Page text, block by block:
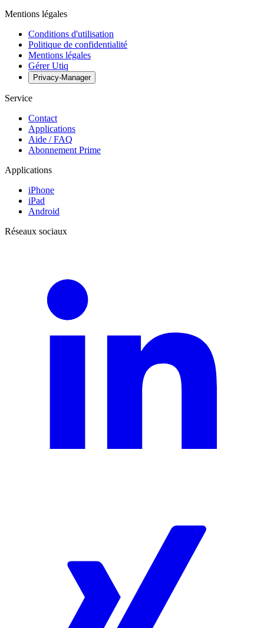
Mentions légales
Conditions d'utilisation
Politique de confidentialité
Mentions légales
Gérer Utiq
Privacy-Manager
Service
Contact
Applications
Aide / FAQ
Abonnement Prime
Applications
iPhone
iPad
Android
Réseaux sociaux